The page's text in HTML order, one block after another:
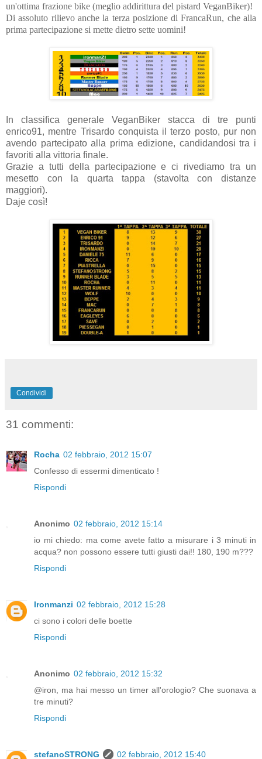
un'ottima frazione bike (meglio addirittura del pistard VeganBiker)!
Di assoluto rilievo anche la terza posizione di FrancaRun, che alla
prima partecipazione si mette dietro sette uomini!
In classifica generale VeganBiker stacca di tre punti
enrico91, mentre Trisardo conquista il terzo posto, pur non
avendo partecipato alla prima edizione, candidandosi tra i
favoriti alla vittoria finale.
Grazie a tutti della partecipazione e ci rivediamo tra un
mesetto con la quarta tappa (stavolta con distanze
maggiori).
Daje così!
Condividi
31 commenti:
Rocha 02 febbraio, 2012 15:07
Confesso di essermi dimenticato !
Rispondi
Anonimo 02 febbraio, 2012 15:14
io mi chiedo: ma come avete fatto a misurare i 3 minuti in
acqua? non possono essere tutti giusti dai!! 180, 190 m???
Rispondi
Ironmanzi 02 febbraio, 2012 15:28
ci sono i colori delle boette
Rispondi
Anonimo 02 febbraio, 2012 15:32
@iron, ma hai messo un timer all'orologio? Che suonava a
tre minuti?
Rispondi
stefanoSTRONG
02 febbraio, 2012 15:40